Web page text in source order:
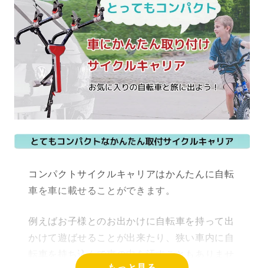
コンパクトサイクルキャリアはかんたんに自転
車を車に載せることができます。
例えばお子様とのお出かけに自転車を持って出
かけて遊ばせることが出来たり、狭い車内に自
転車を持ち込んで車の中を汚すこともありませ